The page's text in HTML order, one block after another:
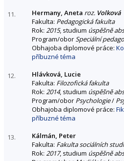
11. Hermany, Aneta roz. Volková
Fakulta: Pedagogická fakulta
Rok: 2015, studium úspěšně
Program/oborSpeciální
Obhajoba diplomové práce:
příbuzné téma
12.
Hlávková, Lucie
Fakulta: Filozofická fakulta
Rok: 2014, studium úspěšně
Program/obor Psychologie/
Obhajoba diplomové práce:
příbuzné téma
13.
Kálmán, Peter
Fakulta: Fakulta sociálních
Rok: 2017, studium úspěšně